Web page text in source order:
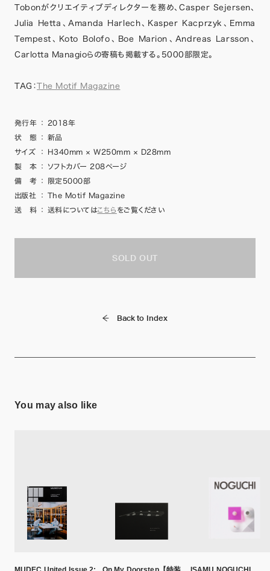
Tobonがクリエイティブディレクターを務め、Casper Sejersen、
Julia Hetta、Amanda Harlech、Kasper Kacprzyk、Emma
Tempest、Koto Bolofo、Boe Marion、Andreas Larsson、
Carlotta Managioらの寄稿も掲載する。5000部限定。
TAG：The Motif Magazine
発行年 ：
2018年
状 態
：
新品
サイズ
：
H340mm × W250mm × D28mm
製 本
：
ソフトカバー 208ページ
備 考
：
限定5000部
出版社
：
The Motif Magazine
送 料
： 送料についてはこちら をご覧ください
SOLD OUT
Back to Index
You may also like